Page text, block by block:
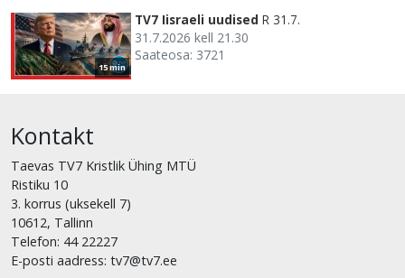
15 min
TV7 Iisraeli uudised R 31.7.
31.7.2026 kell 21.30
Saateosa: 3721
Kontakt
Taevas TV7 Kristlik Ühing MTÜ
Ristiku 10
3. korrus (uksekell 7)
10612, Tallinn
Telefon: 44 22227
E-posti aadress: tv7@tv7.ee